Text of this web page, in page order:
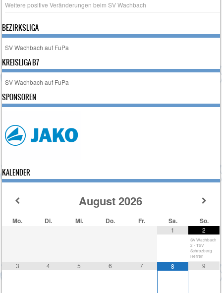
Weitere positive Veränderungen beim SV Wachbach
BEZIRKSLIGA
SV Wachbach auf FuPa
KREISLIGA B7
SV Wachbach auf FuPa
SPONSOREN
KALENDER
August 2026
Mo. Di. Mi. Do. Fr. Sa. So.
1 2
SV Wachbach
2 - TSV
Schrozberg
Herren
3 4 5 6 7 8 9